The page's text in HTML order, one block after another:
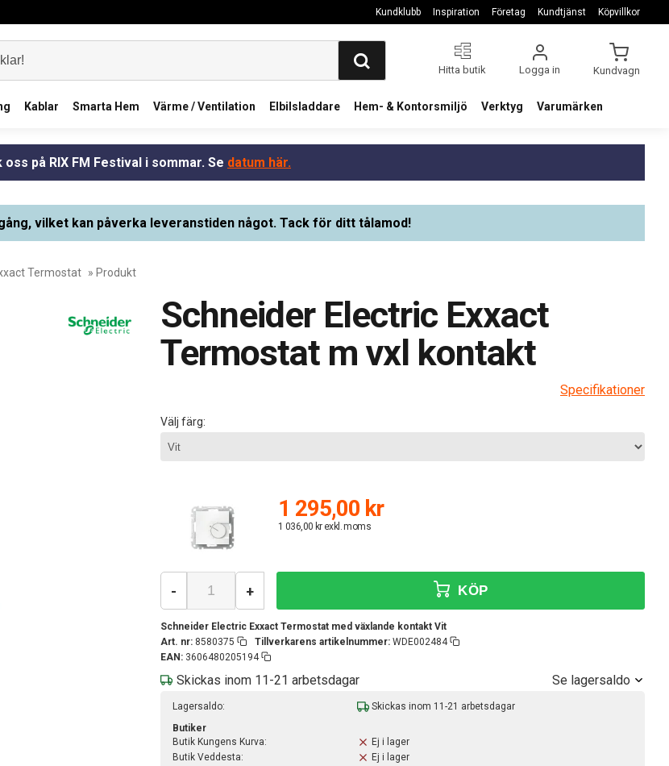
Kundklubb Inspiration Företag Kundtjänst Köpvillkor
Hitta butik Logga in Kundvagn
Kablar Smarta Hem Värme / Ventilation Elbilsladdare Hem- & Kontorsmiljö Verktyg Varumärken
oss på RIX FM Festival i sommar. Se datum här.
vilket kan påverka leveranstiden något. Tack för ditt tålamod!
Termostat » Produkt
Schneider Electric Exxact
Termostat m vxl kontakt
Specifikationer
Välj färg:
1 295,00 kr
1 036,00 kr exkl. moms
Schneider Electric Exxact Termostat med växlande kontakt Vit
Art. nr: 8580375 Tillverkarens artikelnummer: WDE002484
EAN: 3606480205194
- + KÖP
Skickas inom 11-21 arbetsdagar Se lagersaldo
Lagersaldo:
Skickas inom 11-21 arbetsdagar
Butiker
Butik Kungens Kurva:
Ej i lager
Butik Veddesta:
Ej i lager